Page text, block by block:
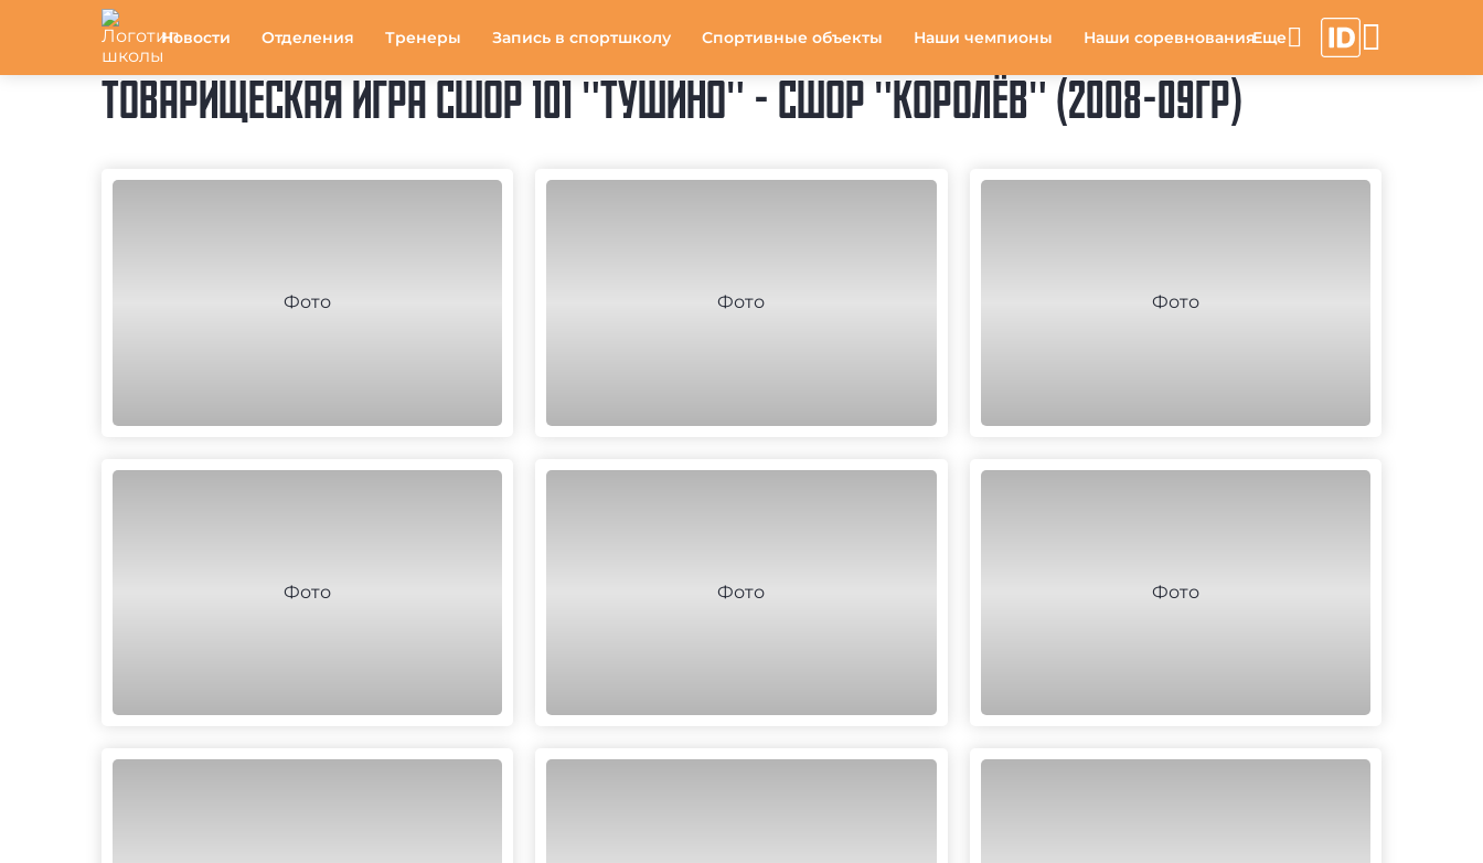
Новости Отделения Тренеры Запись в спортшколу Спортивные объекты Наши чемпионы Наши соревнования
ТОВАРИЩЕСКАЯ ИГРА СШОР 101 "ТУШИНО" - СШОР "КОРОЛЁВ" (2008-09ГР)